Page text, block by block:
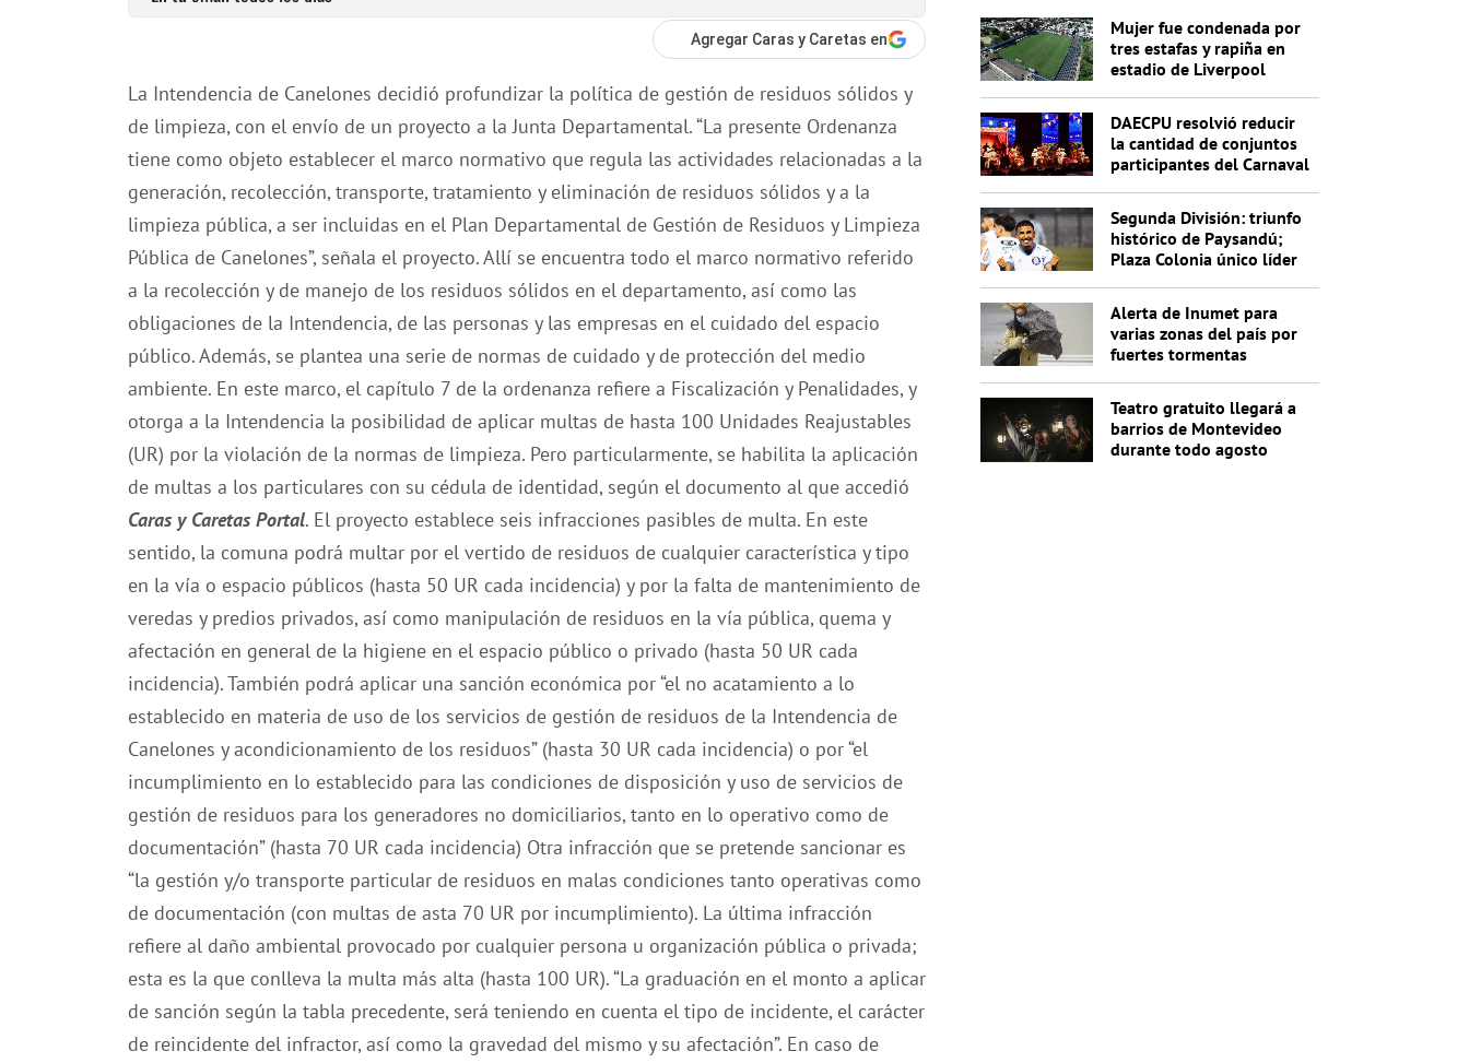
Agregar Caras y Caretas en
La Intendencia de Canelones decidió profundizar la política de gestión de residuos sólidos y
de limpieza, con el envío de un proyecto a la Junta Departamental. “La presente Ordenanza
tiene como objeto establecer el marco normativo que regula las actividades relacionadas a la
generación, recolección, transporte, tratamiento y eliminación de residuos sólidos y a la
limpieza pública, a ser incluidas en el Plan Departamental de Gestión de Residuos y Limpieza
Pública de Canelones”, señala el proyecto. Allí se encuentra todo el marco normativo referido
a la recolección y de manejo de los residuos sólidos en el departamento, así como las
obligaciones de la Intendencia, de las personas y las empresas en el cuidado del espacio
público. Además, se plantea una serie de normas de cuidado y de protección del medio
ambiente. En este marco, el capítulo 7 de la ordenanza refiere a Fiscalización y Penalidades, y
otorga a la Intendencia la posibilidad de aplicar multas de hasta 100 Unidades Reajustables
(UR) por la violación de la normas de limpieza. Pero particularmente, se habilita la aplicación
de multas a los particulares con su cédula de identidad, según el documento al que accedió
Caras y Caretas Portal. El proyecto establece seis infracciones pasibles de multa. En este
sentido, la comuna podrá multar por el vertido de residuos de cualquier característica y tipo
en la vía o espacio públicos (hasta 50 UR cada incidencia) y por la falta de mantenimiento de
veredas y predios privados, así como manipulación de residuos en la vía pública, quema y
afectación en general de la higiene en el espacio público o privado (hasta 50 UR cada
incidencia). También podrá aplicar una sanción económica por “el no acatamiento a lo
establecido en materia de uso de los servicios de gestión de residuos de la Intendencia de
Canelones y acondicionamiento de los residuos” (hasta 30 UR cada incidencia) o por “el
incumplimiento en lo establecido para las condiciones de disposición y uso de servicios de
gestión de residuos para los generadores no domiciliarios, tanto en lo operativo como de
documentación” (hasta 70 UR cada incidencia) Otra infracción que se pretende sancionar es
“la gestión y/o transporte particular de residuos en malas condiciones tanto operativas como
de documentación (con multas de asta 70 UR por incumplimiento). La última infracción
refiere al daño ambiental provocado por cualquier persona u organización pública o privada;
esta es la que conlleva la multa más alta (hasta 100 UR). “La graduación en el monto a aplicar
de sanción según la tabla precedente, será teniendo en cuenta el tipo de incidente, el carácter
de reincidente del infractor, así como la gravedad del mismo y su afectación”. En caso de
Mujer fue condenada por
tres estafas y rapiña en
estadio de Liverpool
DAECPU resolvió reducir
la cantidad de conjuntos
participantes del Carnaval
Segunda División: triunfo
histórico de Paysandú;
Plaza Colonia único líder
Alerta de Inumet para
varias zonas del país por
fuertes tormentas
Teatro gratuito llegará a
barrios de Montevideo
durante todo agosto